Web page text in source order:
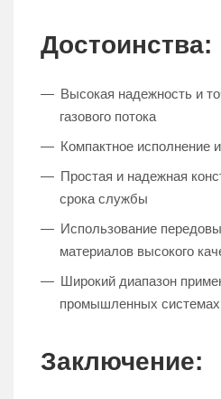
Достоинства:
Высокая надежность и
газового потока
Компактное исполнение
Простая и надежная
срока службы
Использование
материалов высокого
Широкий диапазон
промышленных системах
Заключение: